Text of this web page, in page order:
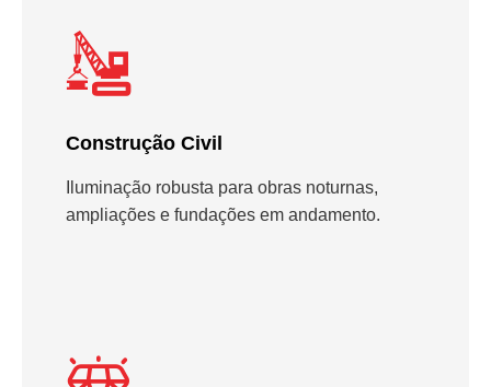
Construção Civil
Iluminação robusta para obras noturnas,
ampliações e fundações em andamento.